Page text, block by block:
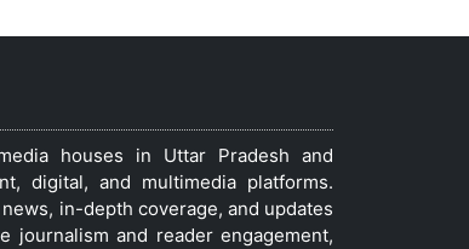
houses in Uttar Pradesh and
digital, and multimedia platforms.
in-depth coverage, and updates
journalism and reader engagement,